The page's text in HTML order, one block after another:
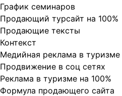
График семинаров
Продающий турсайт на 100%
Продающие тексты
Контекст
Медийная реклама в туризме
Продвижение в соц сетях
Реклама в туризме на 100%
Формула продающего сайта